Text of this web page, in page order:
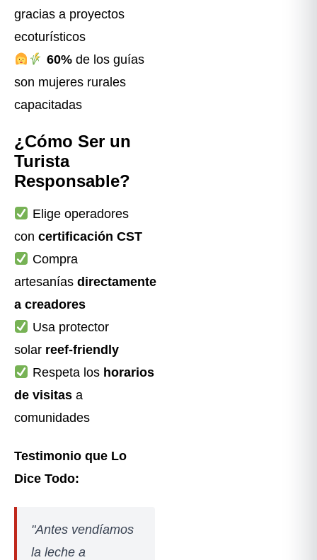
gracias a proyectos
ecoturísticos
60% de los guías
son mujeres rurales
capacitadas
¿Cómo Ser un
Turista
Responsable?
Elige operadores
con certificación CST
Compra
artesanías directamente
a creadores
Usa protector
solar reef-friendly
Respeta los horarios
de visitas a
comunidades
Testimonio que Lo
Dice Todo:
"Antes vendíamos
la leche a